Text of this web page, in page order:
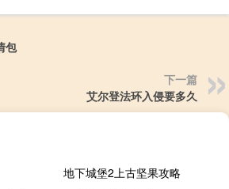
包
下一篇
艾尔登法环入侵要多久
地下城堡2上古坚果攻略